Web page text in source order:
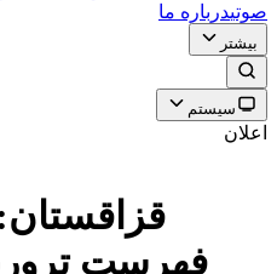
صوتیدرباره ما
بیشتر
سیستم
اعلان
فهرست